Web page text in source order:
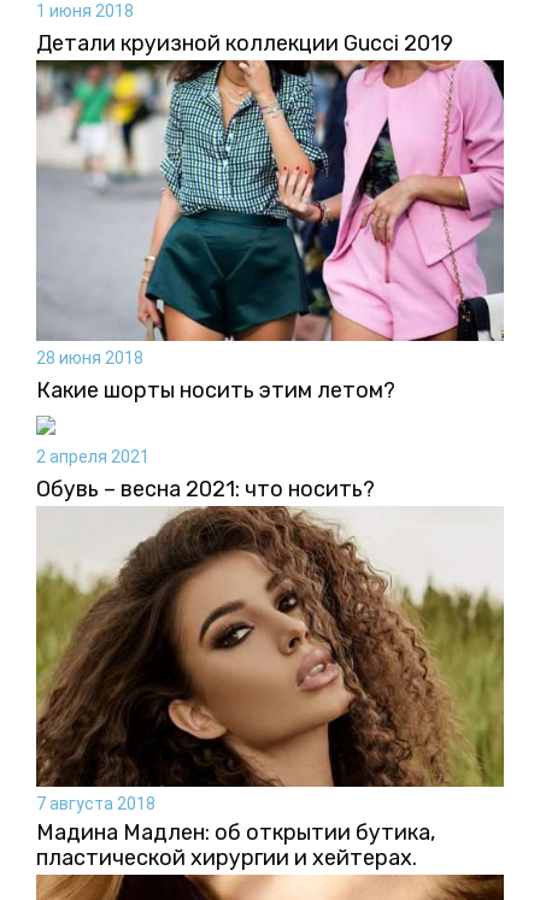
1 июня 2018
Детали круизной коллекции Gucci 2019
28 июня 2018
Какие шорты носить этим летом?
2 апреля 2021
Обувь – весна 2021: что носить?
7 августа 2018
Мадина Мадлен: об открытии бутика,
пластической хирургии и хейтерах.